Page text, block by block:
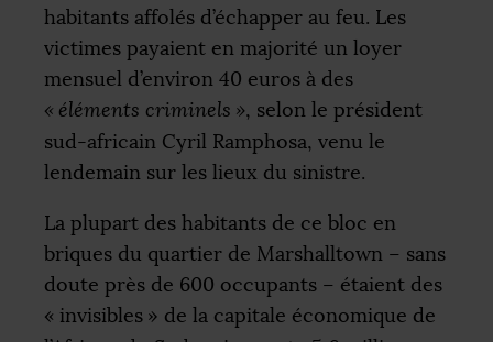
habitants affolés d’échapper au feu. Les
victimes payaient en majorité un loyer
mensuel d’environ 40 euros à des
« éléments criminels », selon le président
sud-africain Cyril Ramphosa, venu le
lendemain sur les lieux du sinistre.
La plupart des habitants de ce bloc en
briques du quartier de Marshalltown – sans
doute près de 600 occupants – étaient des
« invisibles » de la capitale économique de